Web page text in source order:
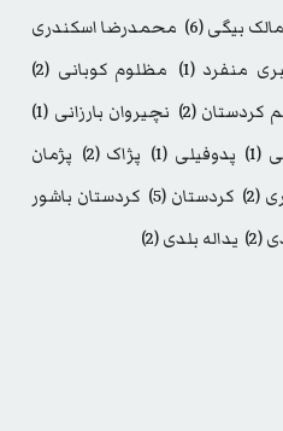
مالک بیگی(6)
محمدرضا اسکندری
منفرد (1) مظلوم کوبانی (2)
کردستان (2) نچیروان بارزانی (1)
(1) پدوفیلی (1) پژاک (2)
پژمان
(2) کردستان (5)
کردستان باشور
(2) یداله بلدی(2)